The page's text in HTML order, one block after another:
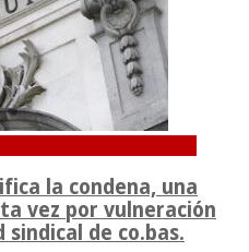
la condena, una
vez por vulneración
de co.bas.